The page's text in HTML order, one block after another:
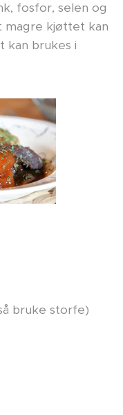
fosfor, selen og
magre kjøttet kan
kan brukes i
bruke storfe)